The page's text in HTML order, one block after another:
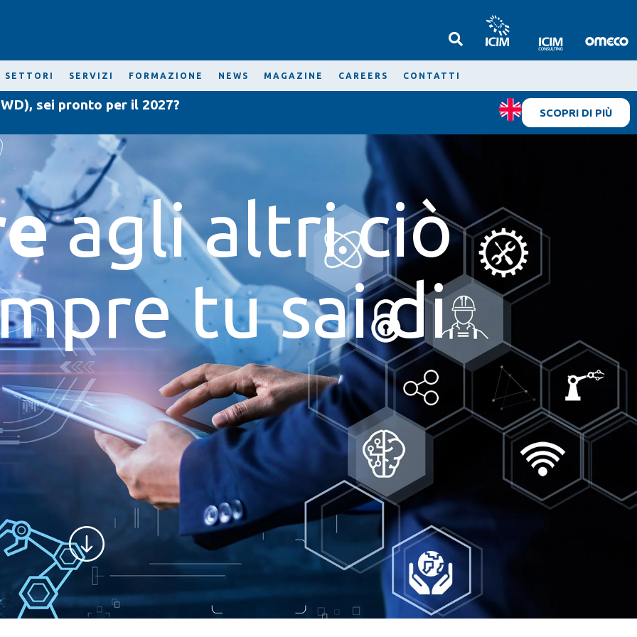
SETTORI SERVIZI FORMAZIONE NEWS MAGAZINE CAREERS CONTATTI
sei pronto per il 2027?
SCOPRI DI PIÙ
agli altri ciò
tu sai di